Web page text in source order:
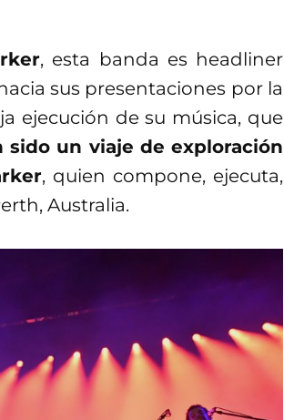
, esta banda es headliner
sus presentaciones por la
ejecución de su música, que
un viaje de exploración
, quien compone, ejecuta,
Australia.